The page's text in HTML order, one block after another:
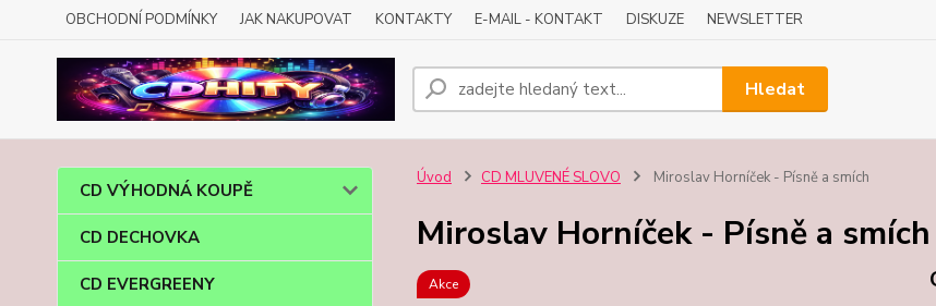
OBCHODNÍ PODMÍNKY JAK NAKUPOVAT KONTAKTY E-MAIL - KONTAKT DISKUZE NEWSLETTER
Hledat
CD VÝHODNÁ KOUPĚ
CD DECHOVKA
CD EVERGREENY
Úvod CD MLUVENÉ SLOVO Miroslav Horníček - Písně a smích
Miroslav Horníček - Písně a smích
Akce